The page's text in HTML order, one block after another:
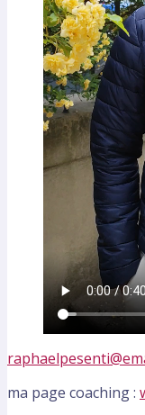
ma page coaching :